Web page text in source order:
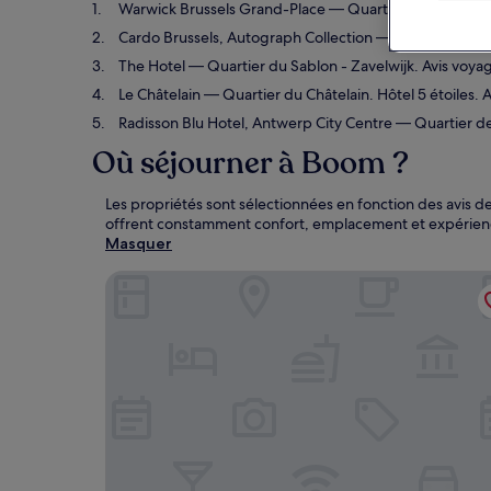
Warwick Brussels Grand-Place— Quartier du Centre.
Cardo Brussels, Autograph Collection— Saint-Josse-
The Hotel— Quartier du Sablon - Zavelwijk. Avis
Le Châtelain— Quartier du Châtelain. Hôtel 5 étoiles.
Radisson Blu Hotel, Antwerp City Centre— Quartier de
Où séjourner à Boom ?
Les propriétés sont sélectionnées en fonction des avis
offrent constamment confort, emplacement et
Masquer